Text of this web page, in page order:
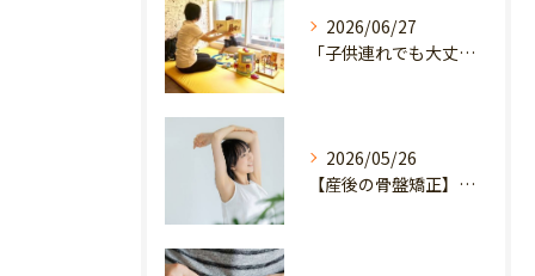
2026/06/27
「子供連れでも大丈夫？」産後の腰痛・体型崩れに悩むママが、プライミー鍼灸整骨院を選ぶ3つの理由
2026/05/26
【産後の骨盤矯正】産後の原因不明なイライラ・疲れやすさは骨盤のせい？心と体を軽くするヒント